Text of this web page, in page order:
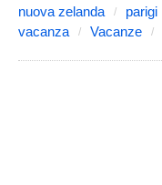
nuova zelanda
parigi
vacanza
Vacanze